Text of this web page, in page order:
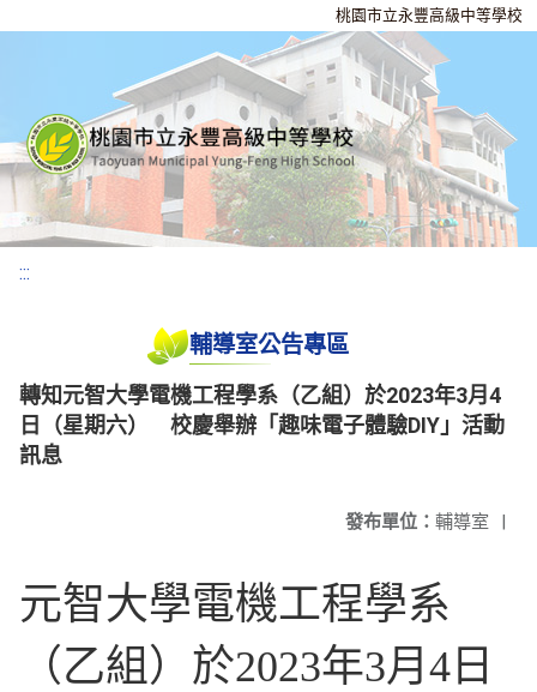
桃園市立永豐高級中等學校
:::
輔導室公告專區
轉知元智大學電機工程學系（乙組）於2023年3月4
日（星期六） 校慶舉辦「趣味電子體驗DIY」活動
訊息
發布單位： 輔導室 |
元智大學電機工程學系
（乙組）於2023年3月4日